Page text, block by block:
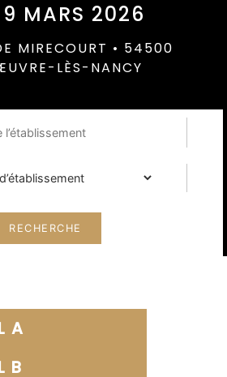
MARS 2026
MIRECOURT • 54500
LÈS-NANCY
A
B